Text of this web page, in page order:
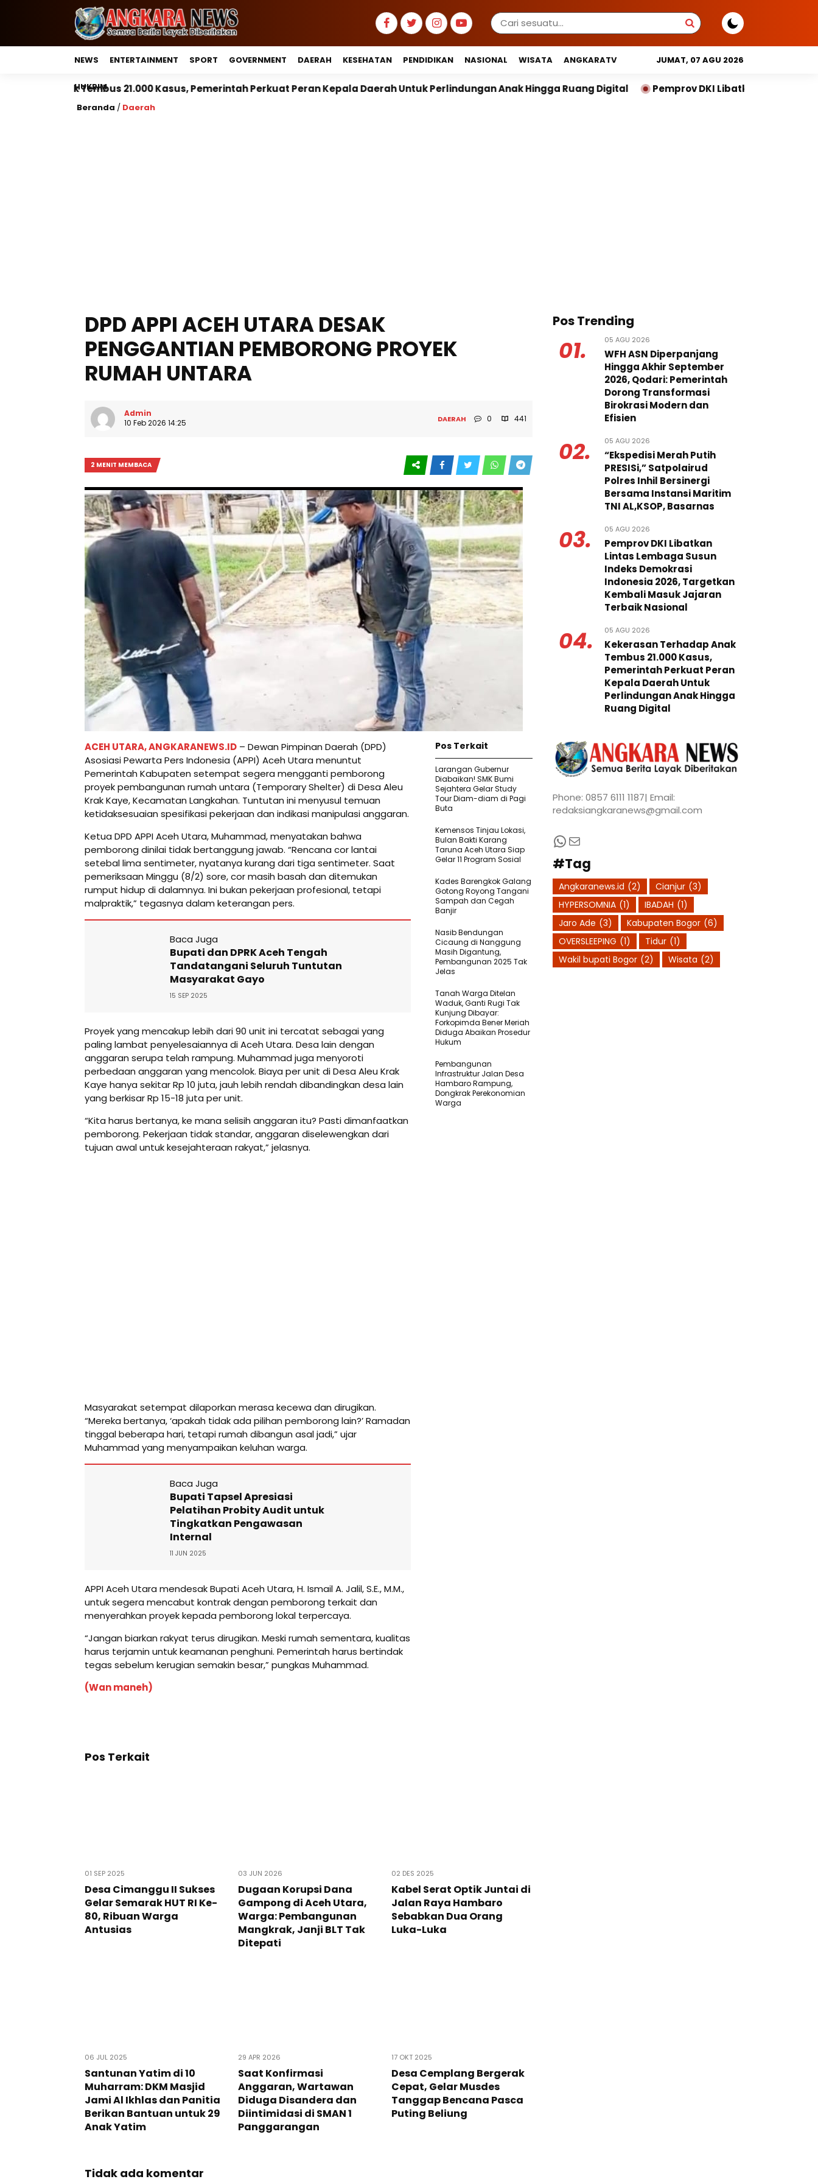
NEWS ENTERTAINMENT SPORT GOVERNMENT DAERAH KESEHATAN PENDIDIKAN NASIONAL WISATA ANGKARATV
HUKRIM
JUMAT, 07 AGU 2026
21.000 Kasus, Pemerintah Perkuat Peran Kepala Daerah Untuk Perlindungan Anak Hingga Ruang Digital Pemprov DKI Libatkan Lintas Lembaga Susun Indeks
Beranda / Daerah
DPD APPI ACEH UTARA DESAK
PENGGANTIAN PEMBORONG PROYEK
RUMAH UNTARA
Admin
10 Feb 2026 14:25
DAERAH 0 441
2 MENIT MEMBACA
ACEH UTARA, ANGKARANEWS.ID – Dewan Pimpinan Daerah (DPD)
Asosiasi Pewarta Pers Indonesia (APPI) Aceh Utara menuntut
Pemerintah Kabupaten setempat segera mengganti pemborong
proyek pembangunan rumah untara (Temporary Shelter) di Desa Aleu
Krak Kaye, Kecamatan Langkahan. Tuntutan ini menyusul temuan
ketidaksesuaian spesifikasi pekerjaan dan indikasi manipulasi anggaran.
Ketua DPD APPI Aceh Utara, Muhammad, menyatakan bahwa
pemborong dinilai tidak bertanggung jawab. “Rencana cor lantai
setebal lima sentimeter, nyatanya kurang dari tiga sentimeter. Saat
pemeriksaan Minggu (8/2) sore, cor masih basah dan ditemukan
rumput hidup di dalamnya. Ini bukan pekerjaan profesional, tetapi
malpraktik,” tegasnya dalam keterangan pers.
Baca Juga
Bupati dan DPRK Aceh Tengah
Tandatangani Seluruh Tuntutan
Masyarakat Gayo
15 SEP 2025
Proyek yang mencakup lebih dari 90 unit ini tercatat sebagai yang
paling lambat penyelesaiannya di Aceh Utara. Desa lain dengan
anggaran serupa telah rampung. Muhammad juga menyoroti
perbedaan anggaran yang mencolok. Biaya per unit di Desa Aleu Krak
Kaye hanya sekitar Rp 10 juta, jauh lebih rendah dibandingkan desa lain
yang berkisar Rp 15-18 juta per unit.
“Kita harus bertanya, ke mana selisih anggaran itu? Pasti dimanfaatkan
pemborong. Pekerjaan tidak standar, anggaran diselewengkan dari
tujuan awal untuk kesejahteraan rakyat,” jelasnya.
Masyarakat setempat dilaporkan merasa kecewa dan dirugikan.
“Mereka bertanya, ‘apakah tidak ada pilihan pemborong lain?’ Ramadan
tinggal beberapa hari, tetapi rumah dibangun asal jadi,” ujar
Muhammad yang menyampaikan keluhan warga.
Baca Juga
Bupati Tapsel Apresiasi
Pelatihan Probity Audit untuk
Tingkatkan Pengawasan
Internal
11 JUN 2025
APPI Aceh Utara mendesak Bupati Aceh Utara, H. Ismail A. Jalil, S.E., M.M.,
untuk segera mencabut kontrak dengan pemborong terkait dan
menyerahkan proyek kepada pemborong lokal terpercaya.
“Jangan biarkan rakyat terus dirugikan. Meski rumah sementara, kualitas
harus terjamin untuk keamanan penghuni. Pemerintah harus bertindak
tegas sebelum kerugian semakin besar,” pungkas Muhammad.
(Wan maneh)
Pos Terkait
Larangan Gubernur
Diabaikan! SMK Bumi
Sejahtera Gelar Study
Tour Diam-diam di Pagi
Buta
Kemensos Tinjau Lokasi,
Bulan Bakti Karang
Taruna Aceh Utara Siap
Gelar 11 Program Sosial
Kades Barengkok Galang
Gotong Royong Tangani
Sampah dan Cegah
Banjir
Nasib Bendungan
Cicaung di Nanggung
Masih Digantung,
Pembangunan 2025 Tak
Jelas
Tanah Warga Ditelan
Waduk, Ganti Rugi Tak
Kunjung Dibayar:
Forkopimda Bener Meriah
Diduga Abaikan Prosedur
Hukum
Pembangunan
Infrastruktur Jalan Desa
Hambaro Rampung,
Dongkrak Perekonomian
Warga
Pos Terkait
01 SEP 2025
Desa Cimanggu II Sukses
Gelar Semarak HUT RI Ke-
80, Ribuan Warga
Antusias
03 JUN 2026
Dugaan Korupsi Dana
Gampong di Aceh Utara,
Warga: Pembangunan
Mangkrak, Janji BLT Tak
Ditepati
02 DES 2025
Kabel Serat Optik Juntai di
Jalan Raya Hambaro
Sebabkan Dua Orang
Luka-Luka
06 JUL 2025
Santunan Yatim di 10
Muharram: DKM Masjid
Jami Al Ikhlas dan Panitia
Berikan Bantuan untuk 29
Anak Yatim
29 APR 2026
Saat Konfirmasi
Anggaran, Wartawan
Diduga Disandera dan
Diintimidasi di SMAN 1
Panggarangan
17 OKT 2025
Desa Cemplang Bergerak
Cepat, Gelar Musdes
Tanggap Bencana Pasca
Puting Beliung
Tidak ada komentar
Pos Trending
01. 05 AGU 2026
WFH ASN Diperpanjang
Hingga Akhir September
2026, Qodari: Pemerintah
Dorong Transformasi
Birokrasi Modern dan
Efisien
02. 05 AGU 2026
“Ekspedisi Merah Putih
PRESISi,” Satpolairud
Polres Inhil Bersinergi
Bersama Instansi Maritim
TNI AL,KSOP, Basarnas
03. 05 AGU 2026
Pemprov DKI Libatkan
Lintas Lembaga Susun
Indeks Demokrasi
Indonesia 2026, Targetkan
Kembali Masuk Jajaran
Terbaik Nasional
04. 05 AGU 2026
Kekerasan Terhadap Anak
Tembus 21.000 Kasus,
Pemerintah Perkuat Peran
Kepala Daerah Untuk
Perlindungan Anak Hingga
Ruang Digital
Phone: 0857 6111 1187| Email:
redaksiangkaranews@gmail.com
WhatsApp
Mail
#Tag
Angkaranews.id (2) Cianjur (3)
HYPERSOMNIA (1) IBADAH (1)
Jaro Ade (3) Kabupaten Bogor (6)
OVERSLEEPING (1) Tidur (1)
Wakil bupati Bogor (2) Wisata (2)